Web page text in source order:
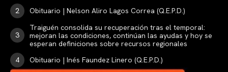
Obituario | Nelson Aliro Lagos Correa (Q.E.P.D.)
Traiguén consolida su recuperación tras el temporal:
mejoran las condiciones, continúan las ayudas y hoy se
esperan definiciones sobre recursos regionales
Obituario | Inés Faundez Linero (Q.E.P.D.)